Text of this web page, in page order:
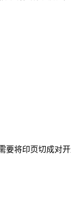
将印页切成对